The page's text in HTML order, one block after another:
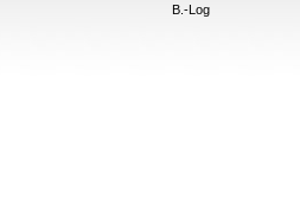
B.-Log